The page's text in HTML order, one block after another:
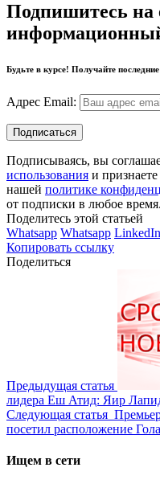
Подпишитесь на
Будьте в курсе! Получайте
Адрес Email:
Подписываясь, вы
использования и
нашей политике
от подписки в любое время.
Поделитесь этой статьей
Whatsapp Whatsapp LinkedIn
Копировать ссылку
Поделиться
Предыдущая статья
лидера Еш Атид: Яир
Следующая статья
посетил расположение
Ищем в сети